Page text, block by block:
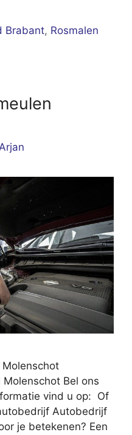
Brabant, Rosmalen
Bel ons
vind u op: Of
Autobedrijf
je betekenen? Een